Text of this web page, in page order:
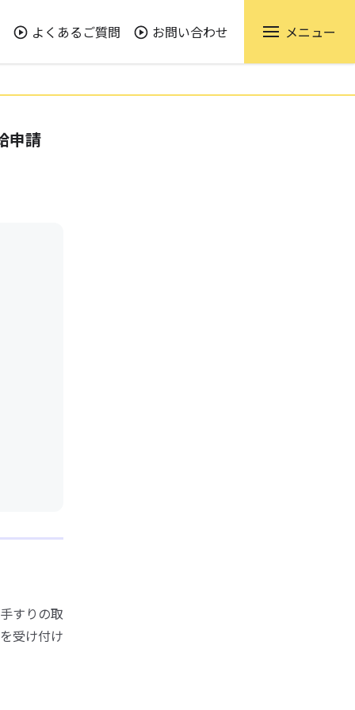
よくあるご質問 お問い合わせ メニュー
申請
すりの取
受け付け